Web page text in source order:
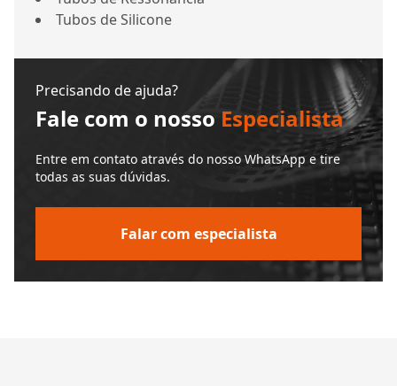
Tubos de Silicone
Precisando de ajuda?
Fale com o nosso Especialista
Entre em contato através do nosso WhatsApp e tire
todas as suas dúvidas.
Falar com especialista